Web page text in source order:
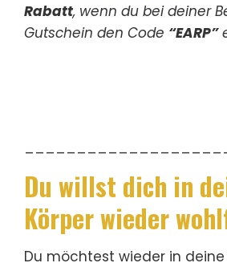
Rabatt, wenn du bei deiner
Gutschein den Code “EARP”
Du willst dich in
Körper wieder
Du möchtest wieder in deine